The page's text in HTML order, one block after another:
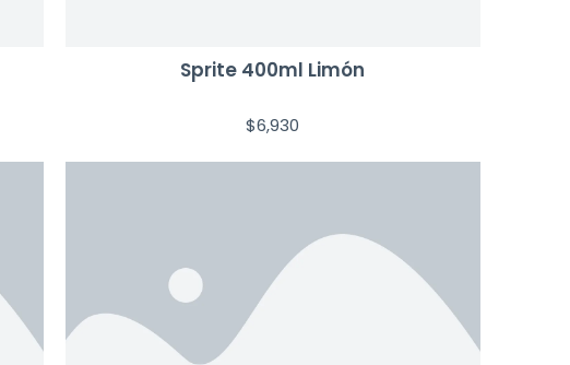
Sprite 400ml Limón
$6,930